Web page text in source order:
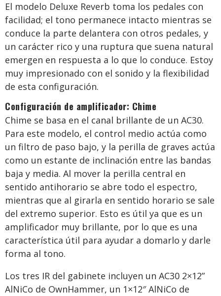
El modelo Deluxe Reverb toma los pedales con
facilidad; el tono permanece intacto mientras se
conduce la parte delantera con otros pedales, y
un carácter rico y una ruptura que suena natural
emergen en respuesta a lo que lo conduce. Estoy
muy impresionado con el sonido y la flexibilidad
de esta configuración.
Configuración de amplificador: Chime
Chime se basa en el canal brillante de un AC30.
Para este modelo, el control medio actúa como
un filtro de paso bajo, y la perilla de graves actúa
como un estante de inclinación entre las bandas
baja y media. Al mover la perilla central en
sentido antihorario se abre todo el espectro,
mientras que al girarla en sentido horario se sale
del extremo superior. Esto es útil ya que es un
amplificador muy brillante, por lo que es una
característica útil para ayudar a domarlo y darle
forma al tono.
Los tres IR del gabinete incluyen un AC30 2×12”
AlNiCo de OwnHammer, un 1×12″ AlNiCo de